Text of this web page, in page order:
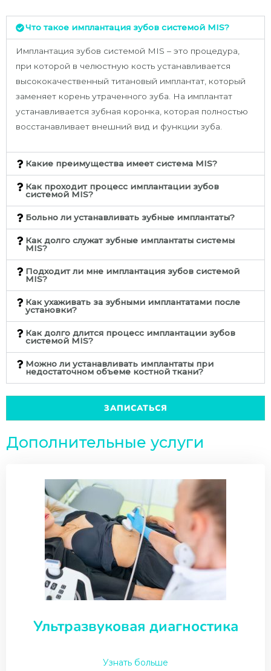
Что такое имплантация зубов системой MIS?
Имплантация зубов системой MIS – это процедура,
при которой в челюстную кость устанавливается
высококачественный титановый имплантат, который
заменяет корень утраченного зуба. На имплантат
устанавливается зубная коронка, которая полностью
восстанавливает внешний вид и функции зуба.
Какие преимущества имеет система MIS?
Как проходит процесс имплантации зубов
системой MIS?
Больно ли устанавливать зубные имплантаты?
Как долго служат зубные имплантаты системы
MIS?
Подходит ли мне имплантация зубов системой
MIS?
Как ухаживать за зубными имплантатами после
установки?
Как долго длится процесс имплантации зубов
системой MIS?
Можно ли устанавливать имплантаты при
недостаточном объеме костной ткани?
ЗАПИСАТЬСЯ
Дополнительные услуги
Ультразвуковая диагностика
Узнать больше